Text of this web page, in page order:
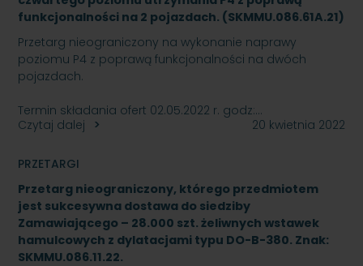
funkcjonalności na 2 pojazdach. (SKMMU.086.61A.21)
Przetarg nieograniczony na wykonanie naprawy
poziomu P4 z poprawą funkcjonalności na dwóch
pojazdach.
Termin składania ofert 02.05.2022 r. godz:…
Czytaj dalej
20 kwietnia 2022
PRZETARGI
Przetarg nieograniczony, którego przedmiotem
jest sukcesywna dostawa do siedziby
Zamawiającego – 28.000 szt. żeliwnych wstawek
hamulcowych z dylatacjami typu DO-B-380. Znak:
SKMMU.086.11.22.